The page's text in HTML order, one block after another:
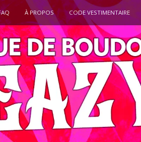
À PROPOS CODE VESTIMENTAIRE